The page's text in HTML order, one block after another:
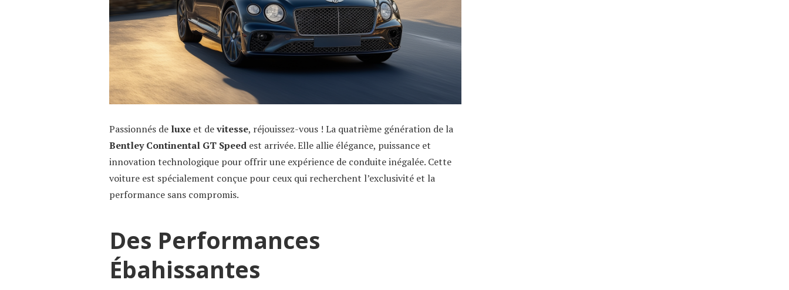
Passionnés de luxe et devitesse, réjouissez-vous ! La quatrième génération de la
Bentley Continental GT Speed est arrivée. Elle allie élégance, puissance et
innovation technologique pour offrir une expérience de conduite inégalée. Cette
voiture est spécialement conçue pour ceux qui recherchent l’exclusivité et la
performance sans compromis.
Des Performances
Ébahissantes